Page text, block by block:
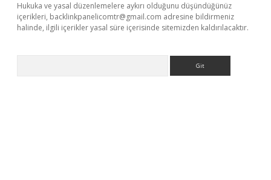
Hukuka ve yasal düzenlemelere aykırı olduğunu düşündüğünüz
içerikleri, backlinkpanelicomtr@gmail.com adresine bildirmeniz
halinde, ilgili içerikler yasal süre içerisinde sitemizden kaldırılacaktır.